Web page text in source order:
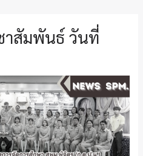
าสัมพันธ์ วันที่